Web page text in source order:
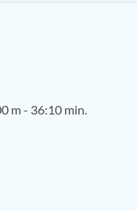
m - 36:10 min.